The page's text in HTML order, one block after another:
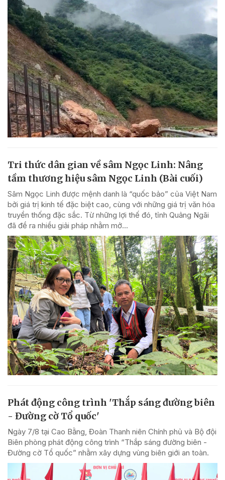
Tri thức dân gian về sâm Ngọc Linh: Nâng
tầm thương hiệu sâm Ngọc Linh (Bài cuối)
Sâm Ngọc Linh được mệnh danh là “quốc bảo” của Việt Nam
bởi giá trị kinh tế đặc biệt cao, cùng với những giá trị văn hóa
truyền thống đặc sắc. Từ những lợi thế đó, tỉnh Quảng Ngãi
đã đề ra nhiều giải pháp nhằm mở...
Phát động công trình 'Thắp sáng đường biên
- Đường cờ Tổ quốc'
Ngày 7/8 tại Cao Bằng, Đoàn Thanh niên Chính phủ và Bộ đội
Biên phòng phát động công trình “Thắp sáng đường biên -
Đường cờ Tổ quốc” nhằm xây dựng vùng biên giới an toàn.